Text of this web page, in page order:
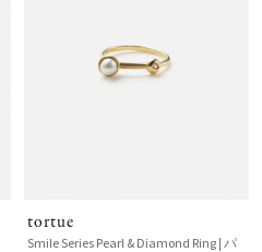
tortue
Smile Series Pearl & Diamond Ring | パ